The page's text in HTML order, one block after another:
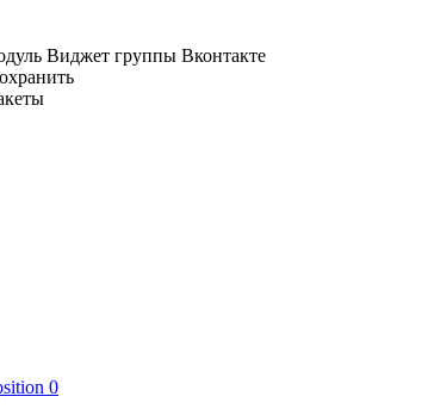
Виджет группы Вконтакте
0